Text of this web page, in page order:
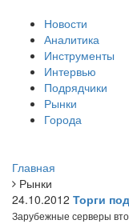
Новости
Аналитика
Инструменты
Интервью
Подрядчики
Рынки
Города
Главная
Рынки
24.10.2012 Торги
Зарубежные серверы